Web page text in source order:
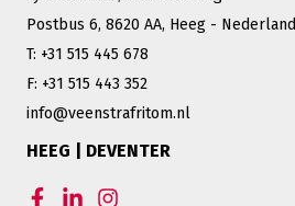
Postbus 6, 8620 AA, Heeg - Nederland
T: +31 515 445 678
F: +31 515 443 352
info@veenstrafritom.nl
HEEG | DEVENTER